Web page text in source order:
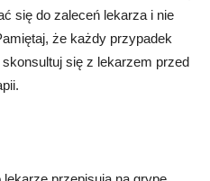
się do zaleceń lekarza i nie
że każdy przypadek
się z lekarzem przed